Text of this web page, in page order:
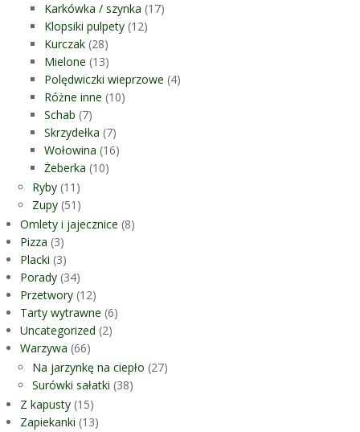
Karkówka / szynka (17)
Klopsiki pulpety (12)
Kurczak (28)
Mielone (13)
Polędwiczki wieprzowe (4)
Różne inne (10)
Schab (7)
Skrzydełka (7)
Wołowina (16)
Żeberka (10)
Ryby (11)
Zupy (51)
Omlety i jajecznice (8)
Pizza (3)
Placki (3)
Porady (34)
Przetwory (12)
Tarty wytrawne (6)
Uncategorized (2)
Warzywa (66)
Na jarzynkę na ciepło (27)
Surówki sałatki (38)
Z kapusty (15)
Zapiekanki (13)